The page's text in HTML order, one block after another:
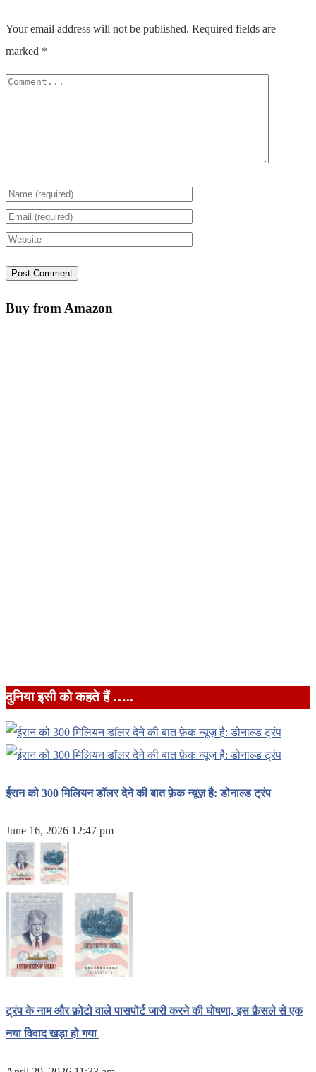
Your email address will not be published. Required fields are
marked *
Buy from Amazon
दुनिया इसी को कहते हैं …..
ईरान को 300 मिलियन डॉलर देने की बात फ़ेक न्यूज़ है: डोनाल्ड ट्रंप
June 16, 2026 12:47 pm
ट्रंप के नाम और फ़ोटो वाले पासपोर्ट जारी करने की घोषणा, इस फ़ैसले से एक
नया विवाद खड़ा हो गया